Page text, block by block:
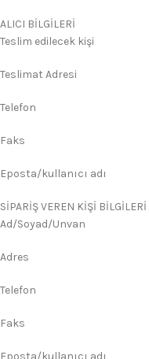
ALICI BİLGİLERİ
Teslim edilecek kişi
Teslimat Adresi
Telefon
Faks
Eposta/kullanıcı adı
SİPARİŞ VEREN KİŞİ BİLGİLERİ
Ad/Soyad/Unvan
Adres
Telefon
Faks
Eposta/kullanıcı adı